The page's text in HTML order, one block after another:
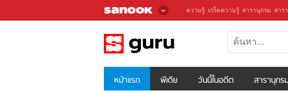
ความรู้ เกร็ดความรู้ สารานุกรม สาร
หน้าแรก พีเดีย วันนี้ในอดีต สารานุกร